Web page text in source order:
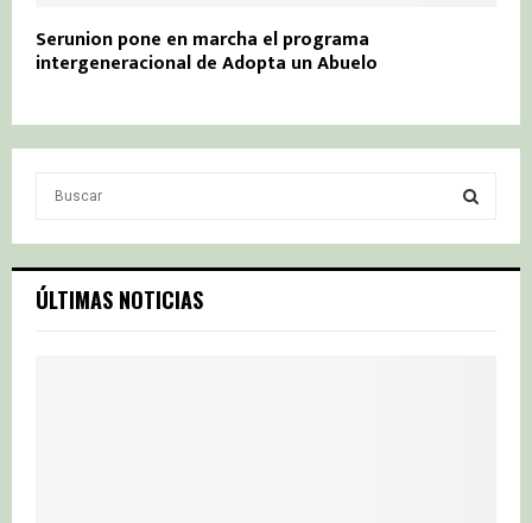
Serunion pone en marcha el programa
intergeneracional de Adopta un Abuelo
c
h
S
ÚLTIMAS NOTICIAS